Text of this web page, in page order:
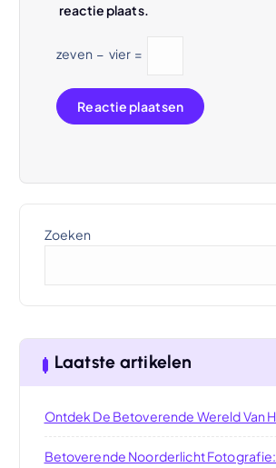
reactie plaats.
zeven − vier =
Zoeken
Laatste artikelen
Ontdek De Betoverende Wereld Van
Betoverende Noorderlicht